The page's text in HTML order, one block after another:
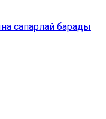
сапарлай барады